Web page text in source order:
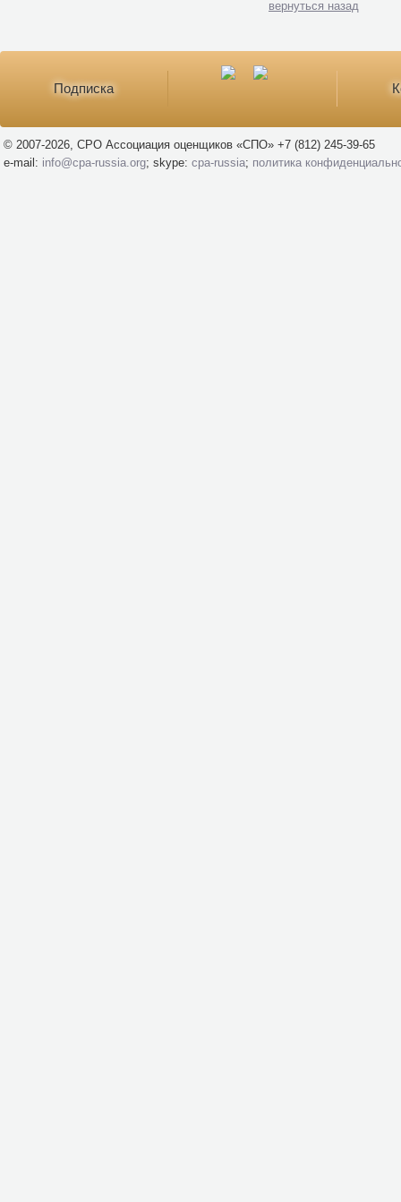
вернуться назад
Подписка
© 2007-2026, СРО Ассоциация оценщиков «СПО» +7 (812) 245-39-65
e-mail: info@cpa-russia.org; skype: cpa-russia; политика